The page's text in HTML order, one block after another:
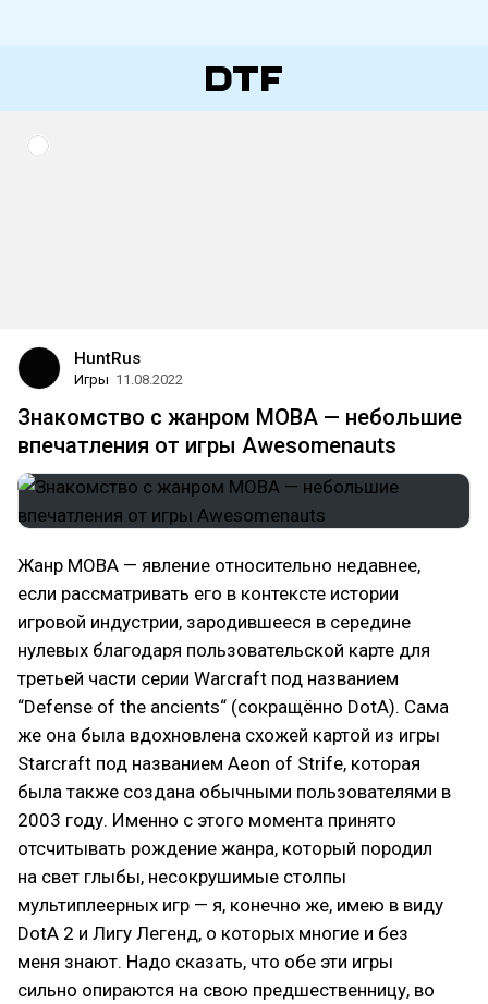
HuntRus
Игры 11.08.2022
Знакомство с жанром MOBA — небольшие
впечатления от игры Awesomenauts
Жанр MOBA — явление относительно недавнее,
если рассматривать его в контексте истории
игровой индустрии, зародившееся в середине
нулевых благодаря пользовательской карте для
третьей части серии Warcraft под названием
“Defense of the ancients“ (сокращённо DotA). Сама
же она была вдохновлена схожей картой из игры
Starcraft под названием Aeon of Strife, которая
была также создана обычными пользователями в
2003 году. Именно с этого момента принято
отсчитывать рождение жанра, который породил
на свет глыбы, несокрушимые столпы
мультиплеерных игр — я, конечно же, имею в виду
DotA 2 и Лигу Легенд, о которых многие и без
меня знают. Надо сказать, что обе эти игры
сильно опираются на свою предшественницу, во